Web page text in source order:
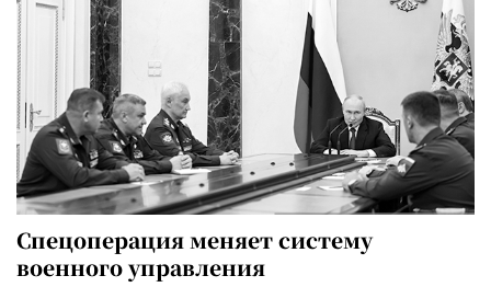
Спецоперация меняет систему
военного управления